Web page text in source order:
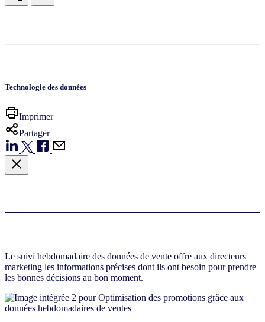
Technologie des données
Imprimer
Partager
Le suivi hebdomadaire des données de vente offre aux directeurs
marketing les informations précises dont ils ont besoin pour prendre
les bonnes décisions au bon moment.